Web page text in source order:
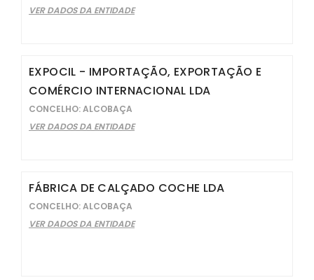
VER DADOS DA ENTIDADE
EXPOCIL - IMPORTAÇÃO, EXPORTAÇÃO E
COMÉRCIO INTERNACIONAL LDA
CONCELHO: ALCOBAÇA
VER DADOS DA ENTIDADE
FÁBRICA DE CALÇADO COCHE LDA
CONCELHO: ALCOBAÇA
VER DADOS DA ENTIDADE